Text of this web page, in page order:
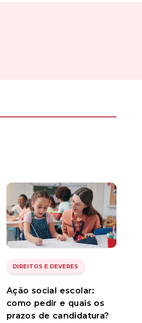
DIREITOS E DEVERES
Ação social escolar:
como pedir e quais os
prazos de candidatura?